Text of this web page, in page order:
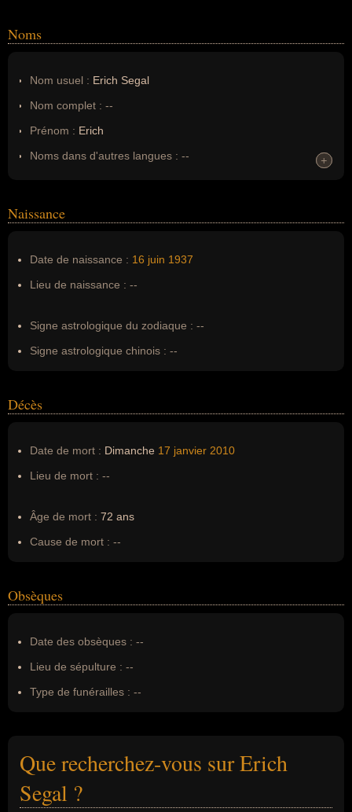
Noms
Nom usuel : Erich Segal
Nom complet : --
Prénom : Erich
Noms dans d'autres langues : --
Nom de famille :Segal
+
+
Naissance
Date de naissance : 16 juin 1937
Lieu de naissance : --
Signe astrologique du zodiaque : --
Signe astrologique chinois : --
Décès
Date de mort : Dimanche 17 janvier 2010
Lieu de mort : --
Âge de mort : 72 ans
Cause de mort : --
Obsèques
Date des obsèques : --
Lieu de sépulture : --
Type de funérailles : --
Que recherchez-vous sur Erich
Segal ?